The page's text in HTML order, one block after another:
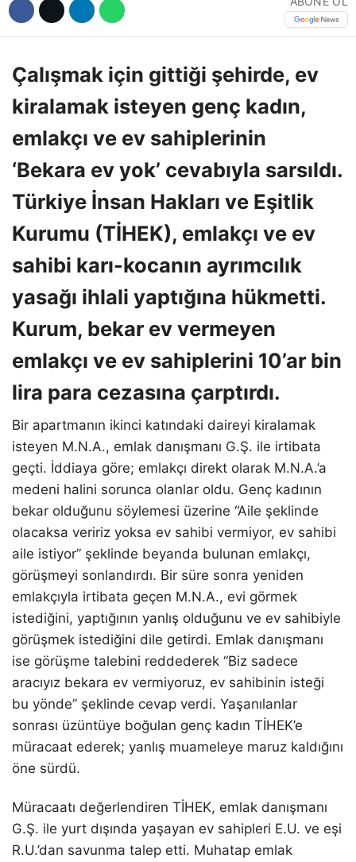
Instagram
Youtube
Çalışmak için gittiği şehirde, ev
kiralamak isteyen genç kadın,
emlakçı ve ev sahiplerinin
‘Bekara ev yok’ cevabıyla sarsıldı.
Türkiye İnsan Hakları ve Eşitlik
Kurumu (TİHEK), emlakçı ve ev
sahibi karı-kocanın ayrımcılık
yasağı ihlali yaptığına hükmetti.
Kurum, bekar ev vermeyen
emlakçı ve ev sahiplerini 10’ar bin
lira para cezasına çarptırdı.
Bir apartmanın ikinci katındaki daireyi kiralamak
isteyen M.N.A., emlak danışmanı G.Ş. ile irtibata
geçti. İddiaya göre; emlakçı direkt olarak M.N.A.’a
medeni halini sorunca olanlar oldu. Genç kadının
bekar olduğunu söylemesi üzerine “Aile şeklinde
olacaksa veririz yoksa ev sahibi vermiyor, ev sahibi
aile istiyor” şeklinde beyanda bulunan emlakçı,
görüşmeyi sonlandırdı. Bir süre sonra yeniden
emlakçıyla irtibata geçen M.N.A., evi görmek
istediğini, yaptığının yanlış olduğunu ve ev sahibiyle
görüşmek istediğini dile getirdi. Emlak danışmanı
ise görüşme talebini reddederek “Biz sadece
aracıyız bekara ev vermiyoruz, ev sahibinin isteği
bu yönde” şeklinde cevap verdi. Yaşanılanlar
sonrası üzüntüye boğulan genç kadın TİHEK’e
müracaat ederek; yanlış muameleye maruz kaldığını
öne sürdü.
Müracaatı değerlendiren TİHEK, emlak danışmanı
G.Ş. ile yurt dışında yaşayan ev sahipleri E.U. ve eşi
R.U.’dan savunma talep etti. Muhatap emlak